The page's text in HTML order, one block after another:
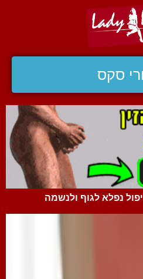
סקס
נפלא לגוף ולנשמה